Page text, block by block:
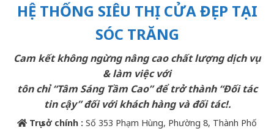
HỆ THỐNG SIÊU THỊ CỬA ĐẸP TẠI
SÓC TRĂNG
Cam kết không ngừng nâng cao chất lượng dịch vụ
& làm việc với
tôn chỉ “Tâm Sáng Tầm Cao” để trở thành “Đối tác
tin cậy” đối với khách hàng và đối tác!.
Trụ sở chính : Số 353 Phạm Hùng, Phường 8, Thành Phố